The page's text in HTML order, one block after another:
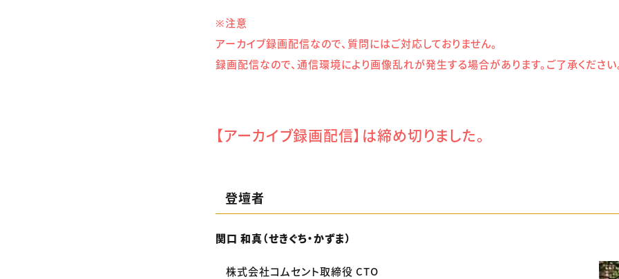
※注意
アーカイブ録画配信なので、質問にはご対応しておりません。
録画配信なので、通信環境により画像乱れが発生する場合があります。ご了承ください
【アーカイブ録画配信】は締め切りました。
登壇者
関口 和真（せきぐち・かずま）
株式会社コムセント取締役 CTO